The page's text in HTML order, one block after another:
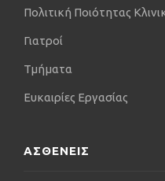
Τέλος, ο ελεύθερος
στην οικογένειά του
οποία θεωρεί
Πολιτική Ποιότητας
Γιατροί
Τμήματα
Ευκαιρίες Εργασίας
ΑΣΘΕΝΕΙΣ